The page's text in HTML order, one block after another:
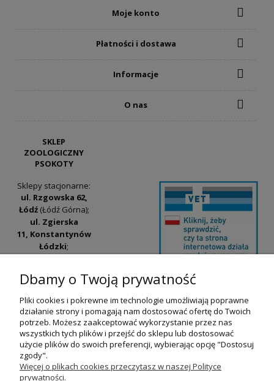
Moje konto
Płatności i dostawa
Informacje
O nas
SKLEP
ZOOLOGICZNY
PSOKOTY
Sklepy stacjonarne:
ul. Rzgowska 62,
Łódź(Łódź Górna);
ul. Zgierska
11, Konstantynów
Łódzki;
Widzew).
Godziny otwarcia:
pn-pt 9:00-17:00
+48 530 230 483
psokoty@psokoty.pl
Dbamy o Twoją prywatność
Pliki cookies i pokrewne im technologie umożliwiają poprawne
działanie strony i pomagają nam dostosować ofertę do Twoich
potrzeb. Możesz zaakceptować wykorzystanie przez nas
wszystkich tych plików i przejść do sklepu lub dostosować
użycie plików do swoich preferencji, wybierając opcję "Dostosuj
zgody".
Więcej o plikach cookies przeczytasz w naszej Polityce
prywatności.